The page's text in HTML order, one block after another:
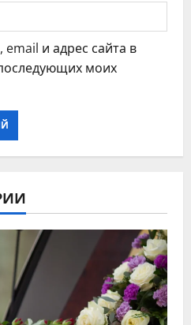
и адрес сайта в
моих